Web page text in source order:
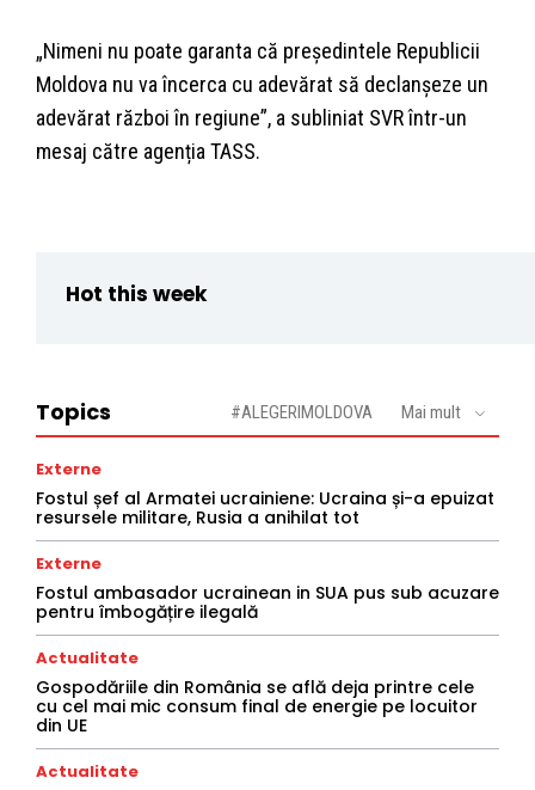
„Nimeni nu poate garanta că președintele Republicii
Moldova nu va încerca cu adevărat să declanșeze un
adevărat război în regiune”, a subliniat SVR într-un
mesaj către agenția TASS.
Hot this week
Topics #ALEGERIMOLDOVA Mai mult
Externe
Fostul șef al Armatei ucrainiene: Ucraina și-a epuizat
resursele militare, Rusia a anihilat tot
Externe
Fostul ambasador ucrainean in SUA pus sub acuzare
pentru îmbogățire ilegală
Actualitate
Gospodăriile din România se află deja printre cele
cu cel mai mic consum final de energie pe locuitor
din UE
Actualitate